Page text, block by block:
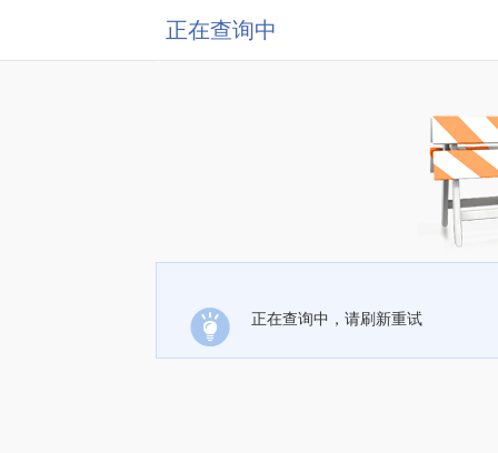
正在查询中
正在查询中，请刷新重试